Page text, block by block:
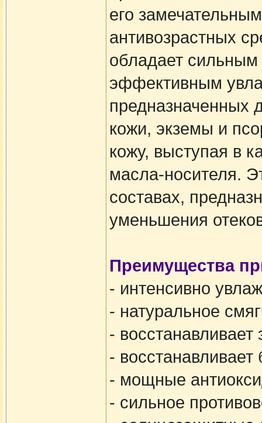
его
антивозрастных
обладает
эффективным
предназначенных
кожи, экземы и
кожу, выступая в
масла-носителя.
составах,
уменьшения
Преимущества
- интенсивно
- натуральное
- восстанавливает
-
- мощные
- сильное